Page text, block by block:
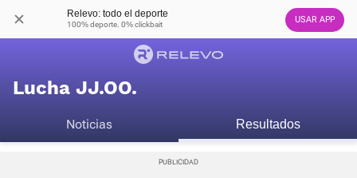
Relevo: todo el deporte
100% deporte. 0% clickbait USAR APP
Lucha JJ.OO.
Noticias Resultados